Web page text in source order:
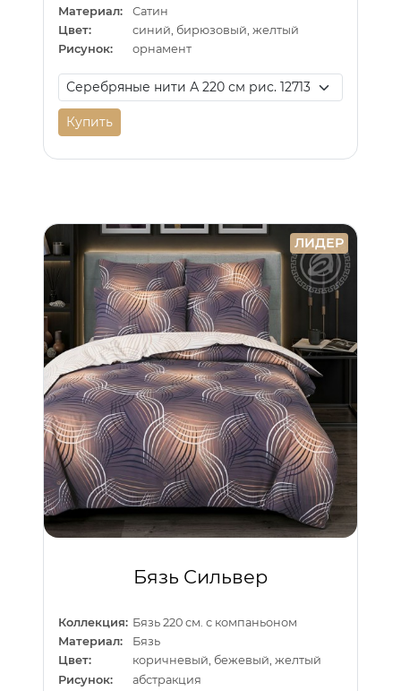
Материал:
Сатин
Цвет:
синий, бирюзовый, желтый
Рисунок:
орнамент
Купить
ЛИДЕР
Бязь Сильвер
Коллекция: Бязь 220 см. с компаньоном
Материал:
Бязь
Цвет:
коричневый, бежевый, желтый
Рисунок:
абстракция